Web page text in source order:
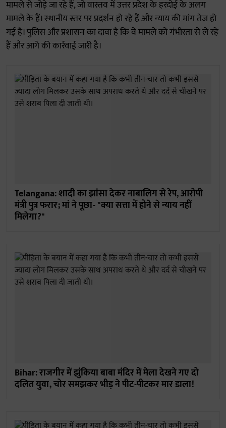
मामले से जोड़े जा रहे हैं, जो वास्तव में उत्तर प्रदेश के हरदोई के अलग
मामले के हैं। स्थानीय स्तर पर प्रदर्शन हो रहे हैं और न्याय की मांग तेज हो
गई है। पुलिस और प्रशासन का दावा है कि वे मामले को गंभीरता से ले रहे
हैं और आगे की कार्रवाई जारी है।
Telangana: शादी का झांसा देकर नाबालिग से रेप, आरोपी
मंत्री पुत्र फरार; मां ने पूछा- "क्या सत्ता में होने से न्याय नहीं
मिलेगा?"
Bihar: राजगीर में झुंकिया बाबा मंदिर में मेला देखने गए दो
दलित युवा, चोर समझकर भीड़ ने पीट-पीटकर मार डाला!